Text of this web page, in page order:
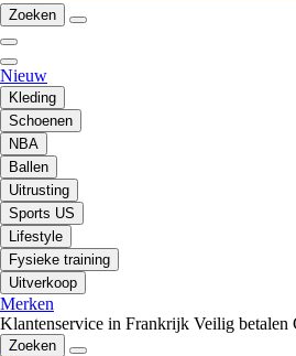
Zoeken
Nieuw
Kleding
Schoenen
NBA
Ballen
Uitrusting
Sports US
Lifestyle
Fysieke training
Uitverkoop
Merken
Klantenservice in Frankrijk Veilig betalen
Zoeken